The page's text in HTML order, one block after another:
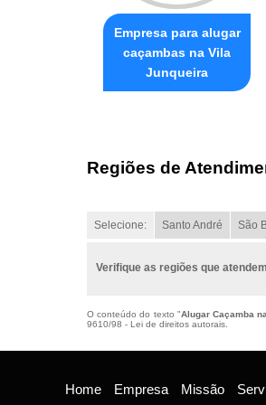
Empresa para alugar
caçambas na Vila
Junqueira
Regiões de
Selecione: Santo André São
Verifique as regiões que
O conteúdo do texto "Alugar Caçamba
9610/98 - Lei de direitos autorais
Home Empresa Missão